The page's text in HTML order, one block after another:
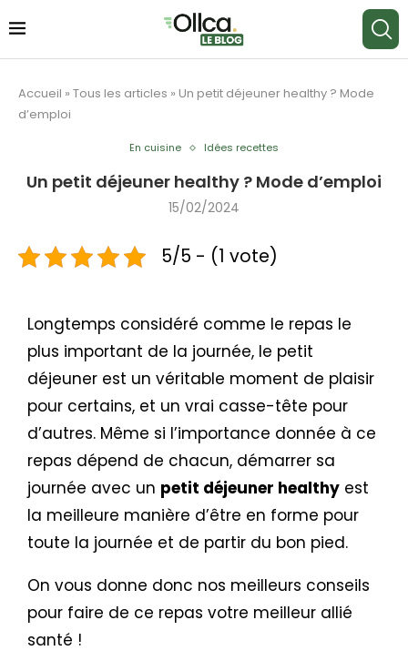
Accueil » Tous les articles » Un petit déjeuner healthy ? Mode
d’emploi
En cuisine Idées recettes
Un petit déjeuner healthy ? Mode d’emploi
15/02/2024
5/5 - (1 vote)
Longtemps considéré comme le repas le
plus important de la journée, le petit
déjeuner est un véritable moment de plaisir
pour certains, et un vrai casse-tête pour
d’autres. Même si l’importance donnée à ce
repas dépend de chacun, démarrer sa
journée avec un petit déjeuner healthy est
la meilleure manière d’être en forme pour
toute la journée et de partir du bon pied.
On vous donne donc nos meilleurs conseils
pour faire de ce repas votre meilleur allié
santé !